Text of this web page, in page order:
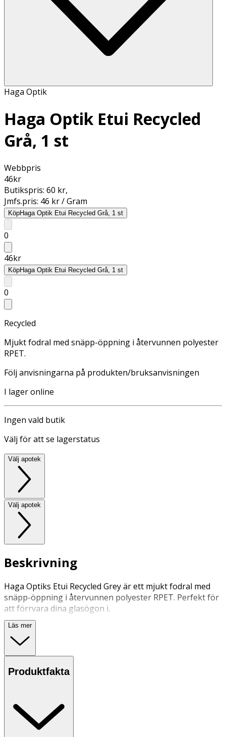
Haga Optik
Haga Optik Etui Recycled
Grå, 1 st
Webbpris
46kr
Butikspris: 60 kr,
Jmfs.pris: 46 kr / Gram
KöpHaga Optik Etui Recycled Grå, 1 st
0
46kr
KöpHaga Optik Etui Recycled Grå, 1 st
0
Recycled
Mjukt fodral med snäpp-öppning i återvunnen polyester
RPET.
Följ anvisningarna på produkten/bruksanvisningen
I lager online
Ingen vald butik
Välj för att se lagerstatus
Välj apotek
Välj apotek
Beskrivning
Haga Optiks Etui Recycled Grey är ett mjukt fodral med
snäpp-öppning i återvunnen polyester RPET. Perfekt för
att förrvara dina glasögon i.
Att förvara sol- eller läsglasögon i när de inte används
för att skydda dem från repor och onödigt slitage.
Ingredienser:
Återvunnen Oxford textil i 100% återvunnen polyester av
Läs mer
Produktfakta